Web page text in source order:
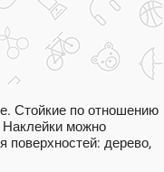
Стойкие по отношению
Наклейки можно
поверхностей: дерево,